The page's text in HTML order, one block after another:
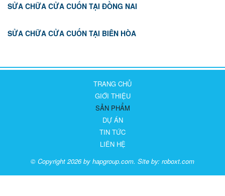
SỬA CHỮA CỬA CUỐN TẠI ĐỒNG NAI
SỬA CHỮA CỬA CUỐN TẠI BIÊN HÒA
TRANG CHỦ
GIỚI THIỆU
SẢN PHẨM
DỰ ÁN
TIN TỨC
LIÊN HỆ
© Copyright 2026 by hapgroup.com. Site by: roboxt.com